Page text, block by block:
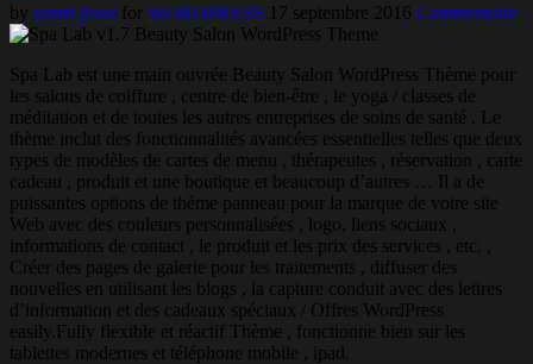
by ramzi jlassi for WORDPRESS 17 septembre 2016 Commentaire
Spa Lab est une main ouvrée Beauty Salon WordPress Thème pour
les salons de coiffure , centre de bien-être , le yoga / classes de
méditation et de toutes les autres entreprises de soins de santé . Le
thème inclut des fonctionnalités avancées essentielles telles que deux
types de modèles de cartes de menu , thérapeutes , réservation , carte
cadeau , produit et une boutique et beaucoup d’autres … Il a de
puissantes options de thème panneau pour la marque de votre site
Web avec des couleurs personnalisées , logo, liens sociaux ,
informations de contact , le produit et les prix des services , etc. ,
Créer des pages de galerie pour les traitements , diffuser des
nouvelles en utilisant les blogs , la capture conduit avec des lettres
d’information et des cadeaux spéciaux / Offres WordPress
easily.Fully flexible et réactif Thème , fonctionne bien sur les
tablettes modernes et téléphone mobile , ipad.